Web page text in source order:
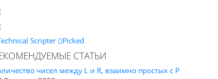
Scripter Picked
СТАТЬИ
чисел между L и R, взаимно простых с P